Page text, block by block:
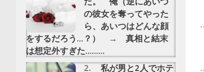
の彼女を奪ってやった
ら、あいつはどんな顔
をするだろう…？） → 真相と結末
は想定外すぎた………
私が男と2人でホテ